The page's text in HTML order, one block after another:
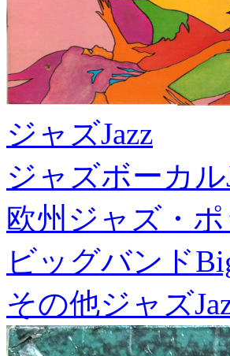
ジャズJazz
ジャズボーカル
欧州ジャズ・
ビッグバンド
その他ジャズ